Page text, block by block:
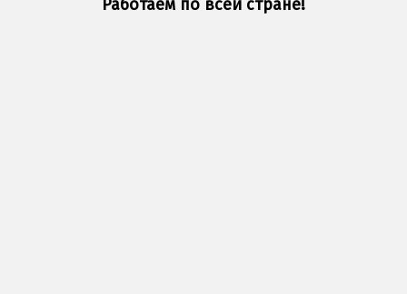
Работаем по всей стране!